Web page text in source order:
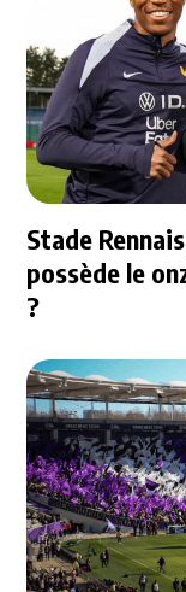
Stade
possède le
?